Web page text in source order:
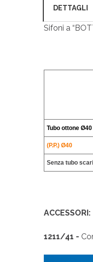
DETTAGLI
Sifoni a
Tubo ottone Ø40
(P.P.) Ø40
Senza tubo
ACCESSORI:
1211/41 -